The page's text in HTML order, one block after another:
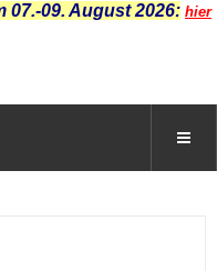
07.-09. August 2026: hier